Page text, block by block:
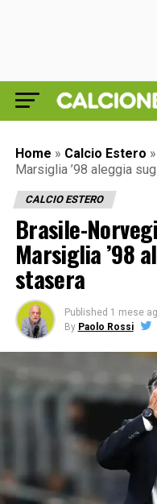
Home » Calcio Estero »
Marsiglia ’98 aleggia
CALCIO ESTERO
Brasile-
Marsiglia ’98
stasera
Published 1 mese
By Paolo Rossi